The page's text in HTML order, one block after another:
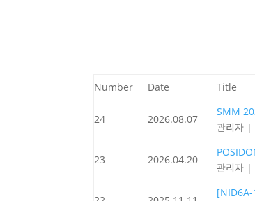
Number Date Title
24 2026.08.07
SMM
관리자 |
23 2026.04.20
관리자 |
[NID6A-